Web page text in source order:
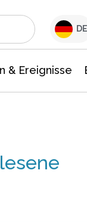
DE
& Ereignisse